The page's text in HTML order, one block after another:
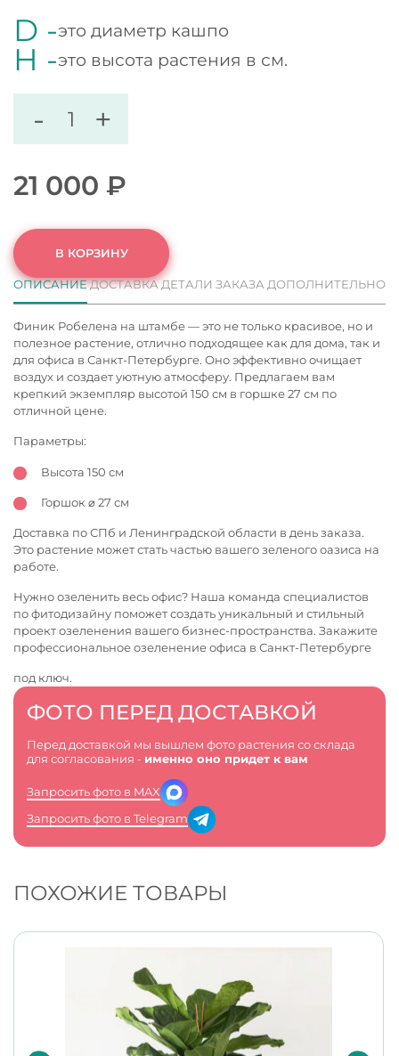
D -это диаметр кашпо
H -это высота растения в см.
- +
21 000 ₽
В КОРЗИНУ
ФОТО ПЕРЕД ДОСТАВКОЙ
Перед доставкой мы вышлем фото растения со склада
для согласования - именно оно придет к вам
Запросить фото в MAX
Запросить фото в Telegram
ОПИСАНИЕДОСТАВКАДЕТАЛИ ЗАКАЗА ДОПОЛНИТЕЛЬНО
Финик Робелена на штамбе — это не только красивое, но и
полезное растение, отлично подходящее как для дома, так и
для офиса в Санкт-Петербурге. Оно эффективно очищает
воздух и создает уютную атмосферу. Предлагаем вам
крепкий экземпляр высотой 150 см в горшке 27 см по
отличной цене.
Параметры:
Высота 150 см
Горшок ⌀ 27 см
Доставка по СПб и Ленинградской области в день заказа.
Это растение может стать частью вашего зеленого оазиса на
работе.
Нужно озеленить весь офис? Наша команда специалистов
по фитодизайну поможет создать уникальный и стильный
проект озеленения вашего бизнес-пространства. Закажите
профессиональноеозеленение офиса в Санкт-Петербурге
под ключ.
ПОХОЖИЕ ТОВАРЫ